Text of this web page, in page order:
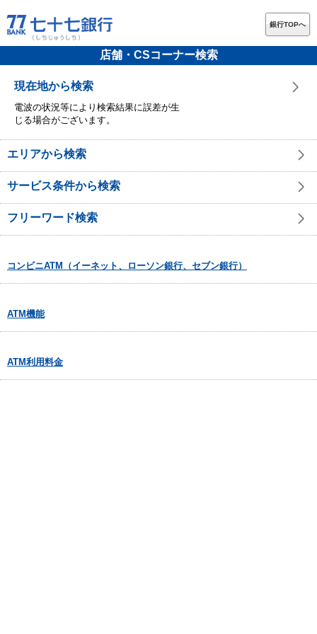
銀行TOPへ
店舗・CSコーナー検索
現在地から検索
電波の状況等により検索結果に誤差が生
じる場合がございます。
エリアから検索
サービス条件から検索
フリーワード検索
コンビニATM（イーネット、ローソン銀行、セブン銀行）
ATM機能
ATM利用料金